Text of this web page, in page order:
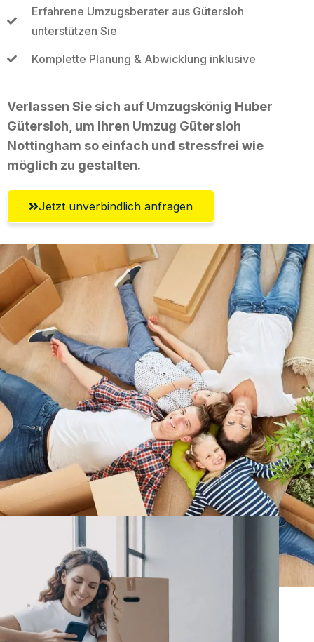
Erfahrene Umzugsberater aus Gütersloh
unterstützen Sie
Komplette Planung & Abwicklung inklusive
Verlassen Sie sich auf Umzugskönig Huber
Gütersloh, um Ihren Umzug Gütersloh
Nottingham so einfach und stressfrei wie
möglich zu gestalten.
Jetzt unverbindlich anfragen